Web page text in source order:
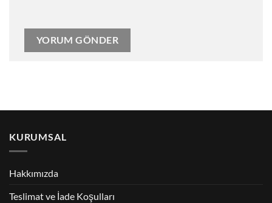
KURUMSAL
Hakkımızda
Teslimat ve İade Koşulları